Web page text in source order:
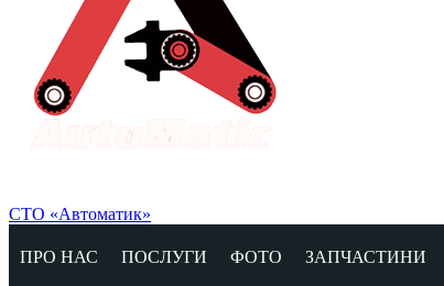
СТО «Автоматик»
ПРО НАС ПОСЛУГИ ФОТО ЗАПЧАСТИНИ